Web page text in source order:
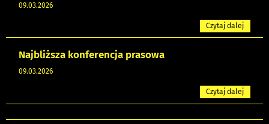
09.03.2026
Czytaj dalej
Najbliższa konferencja prasowa
09.03.2026
Czytaj dalej